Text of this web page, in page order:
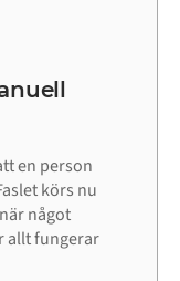
en person
körs nu
något
allt fungerar